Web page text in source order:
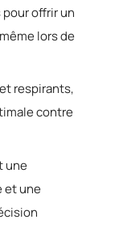
offrir un
lors de
respirants,
contre
une
et une